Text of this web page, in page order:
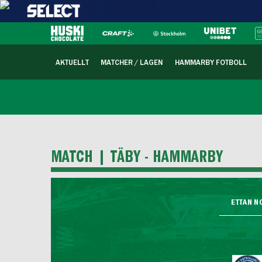
AKTUELLT MATCHER / LAGEN HAMMARBY FOTBOLL
MATCH | TÄBY - HAMMARBY
ETTAN